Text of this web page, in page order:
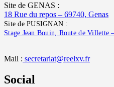
Site de GENAS :
18 Rue du repos – 69740, Genas
Site de PUSIGNAN :
Stage Jean Bouin, Route de Villette
Mail : secretariat@reelxv.fr
Social